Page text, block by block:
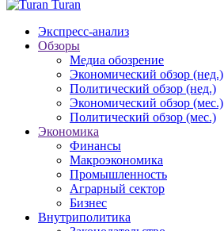
Turan
Экспресс-анализ
Обзоры
Медиа обозрение
Экономический обзор (нед.)
Политический обзор (нед.)
Экономический обзор (мес.)
Политический обзор (мес.)
Экономика
Финансы
Макроэкономика
Промышленность
Аграрный сектор
Бизнес
Внутриполитика